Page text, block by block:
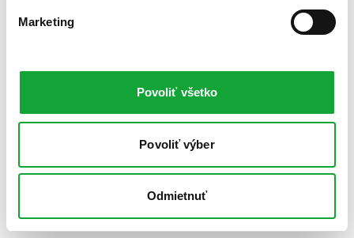
Marketing
Povoliť všetko
Povoliť výber
Odmietnuť